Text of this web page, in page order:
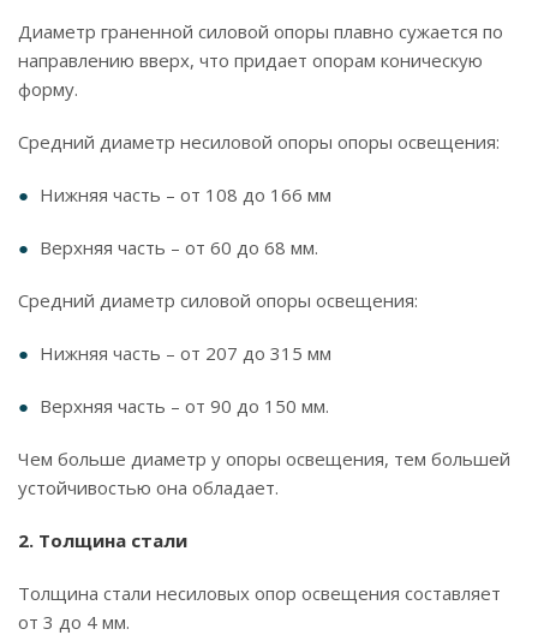
Диаметр граненной силовой опоры плавно сужается по
направлению вверх, что придает опорам коническую
форму.
Средний диаметр несиловой опоры опоры освещения:
Нижняя часть – от 108 до 166 мм
Верхняя часть – от 60 до 68 мм.
Средний диаметр силовой опоры освещения:
Нижняя часть – от 207 до 315 мм
Верхняя часть – от 90 до 150 мм.
Чем больше диаметр у опоры освещения, тем большей
устойчивостью она обладает.
2. Толщина стали
Толщина стали несиловых опор освещения составляет
от 3 до 4 мм.